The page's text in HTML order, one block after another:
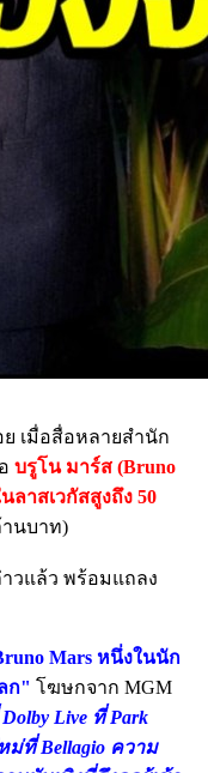
เมื่อสื่อหลายสำนัก
บรูโน มาร์ส (Bruno
าสเวกัสสูงถึง 50
นบาท)
วแล้ว พร้อมแถลง
Mars หนึ่งในนัก
ก" โฆษกจาก MGM
Live ที่ Park
ม่ที่ Bellagio ความ